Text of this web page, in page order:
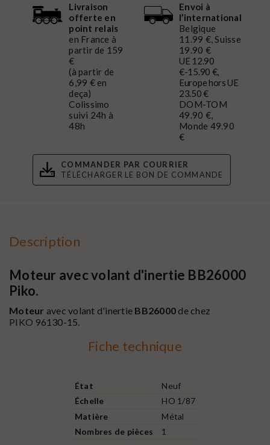
Livraison
offerte en
point relais
en France à
partir de 159
€
(à partir de
6,99 € en
deça)
Colissimo
suivi 24h à
48h
Envoi à
l’international
Belgique
11.99 €, Suisse
19.90 €
UE 12.90
€-15.90 €,
Europe hors UE
23.50 €
DOM-TOM
49.90 €,
Monde 49.90
€
COMMANDER PAR COURRIER
TÉLÉCHARGER LE BON DE COMMANDE
Description
Moteur avec volant d'inertie BB26000
Piko.
Moteur avec volant d'inertie BB26000 de chez
PIKO 96130-15.
Fiche technique
État
Neuf
Échelle
HO 1/87
Matière
Métal
Nombres de pièces
1